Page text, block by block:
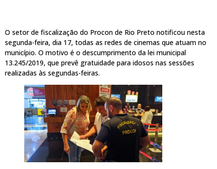
O setor de fiscalização do Procon de Rio Preto notificou nesta
segunda-feira, dia 17, todas as redes de cinemas que atuam no
município. O motivo é o descumprimento da lei municipal
13.245/2019, que prevê gratuidade para idosos nas sessões
realizadas às segundas-feiras.